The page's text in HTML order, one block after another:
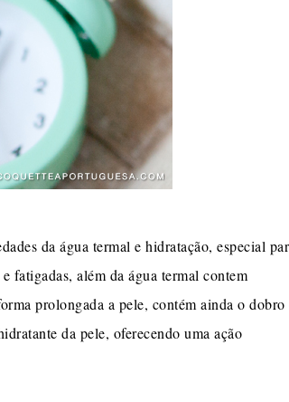
da água termal e hidratação, especial
fatigadas, além da água termal contem
prolongada a pele, contém ainda o dobro
da pele, oferecendo uma ação